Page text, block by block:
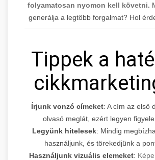
folyamatosan nyomon kell követni.
generálja a legtöbb forgalmat? Hol
Tippek a
Írjunk vonzó címeket: A cím az első
olvasó meglát, ezért legyen
Legyünk hitelesek: Mindig
használjunk, és törekedjünk a
Használjunk vizuális elemeket: